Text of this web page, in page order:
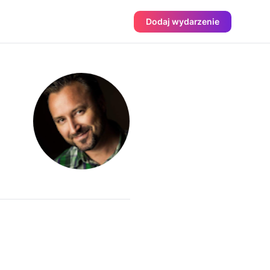
Dodaj wydarzenie